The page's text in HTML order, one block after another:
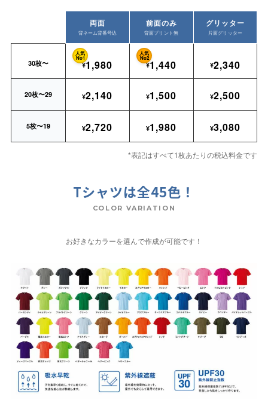
両面
背ネーム背番号込
前面のみ
背面プリント無
グリッター
片面グリッター
30枚〜
人気
No1
¥1,980
人気
No2
¥1,440 ¥2,340
20枚〜29 ¥2,140 ¥1,500 ¥2,500
5枚〜19 ¥2,720 ¥1,980 ¥3,080
*表記はすべて1枚あたりの税込料金です
Tシャツは全45色！
COLOR VARIATION
お好きなカラーを選んで作成が可能です！